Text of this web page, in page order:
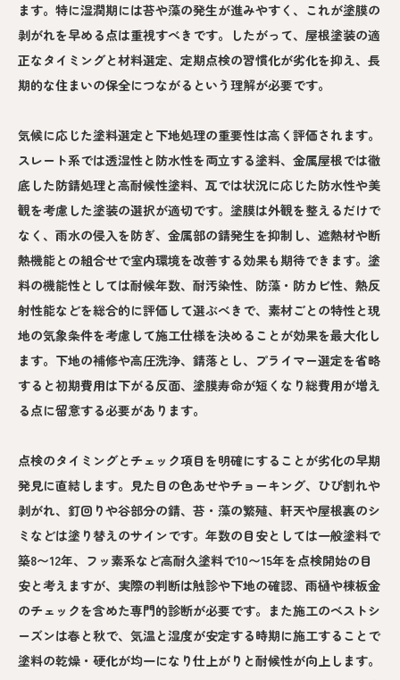
ます。特に湿潤期には苔や藻の発生が進みやすく、これが塗膜の
剥がれを早める点は重視すべきです。したがって、屋根塗装の適
正なタイミングと材料選定、定期点検の習慣化が劣化を抑え、長
期的な住まいの保全につながるという理解が必要です。
気候に応じた塗料選定と下地処理の重要性は高く評価されます。
スレート系では透湿性と防水性を両立する塗料、金属屋根では徹
底した防錆処理と高耐候性塗料、瓦では状況に応じた防水性や美
観を考慮した塗装の選択が適切です。塗膜は外観を整えるだけで
なく、雨水の侵入を防ぎ、金属部の錆発生を抑制し、遮熱材や断
熱機能との組合せで室内環境を改善する効果も期待できます。塗
料の機能性としては耐候年数、耐汚染性、防藻・防カビ性、熱反
射性能などを総合的に評価して選ぶべきで、素材ごとの特性と現
地の気象条件を考慮して施工仕様を決めることが効果を最大化し
ます。下地の補修や高圧洗浄、錆落とし、プライマー選定を省略
すると初期費用は下がる反面、塗膜寿命が短くなり総費用が増え
る点に留意する必要があります。
点検のタイミングとチェック項目を明確にすることが劣化の早期
発見に直結します。見た目の色あせやチョーキング、ひび割れや
剥がれ、釘回りや谷部分の錆、苔・藻の繁殖、軒天や屋根裏のシ
ミなどは塗り替えのサインです。年数の目安としては一般塗料で
築8〜12年、フッ素系など高耐久塗料で10〜15年を点検開始の目
安と考えますが、実際の判断は触診や下地の確認、雨樋や棟板金
のチェックを含めた専門的診断が必要です。また施工のベストシ
ーズンは春と秋で、気温と湿度が安定する時期に施工することで
塗料の乾燥・硬化が均一になり仕上がりと耐候性が向上します。